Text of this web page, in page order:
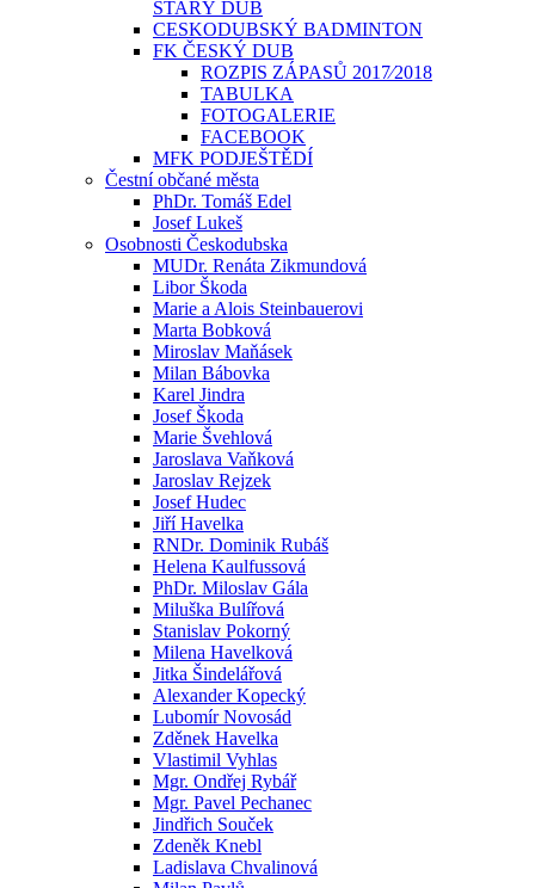
STARÝ DUB
CESKODUBSKÝ BADMINTON
FK ČESKÝ DUB
ROZPIS ZÁPASŮ 2017⁄2018
TABULKA
FOTOGALERIE
FACEBOOK
MFK PODJEŠTĚDÍ
Čestní občané města
PhDr. Tomáš Edel
Josef Lukeš
Osobnosti Českodubska
MUDr. Renáta Zikmundová
Libor Škoda
Marie a Alois Steinbauerovi
Marta Bobková
Miroslav Maňásek
Milan Bábovka
Karel Jindra
Josef Škoda
Marie Švehlová
Jaroslava Vaňková
Jaroslav Rejzek
Josef Hudec
Jiří Havelka
RNDr. Dominik Rubáš
Helena Kaulfussová
PhDr. Miloslav Gála
Miluška Bulířová
Stanislav Pokorný
Milena Havelková
Jitka Šindelářová
Alexander Kopecký
Lubomír Novosád
Zděnek Havelka
Vlastimil Vyhlas
Mgr. Ondřej Rybář
Mgr. Pavel Pechanec
Jindřich Souček
Zdeněk Knebl
Ladislava Chvalinová